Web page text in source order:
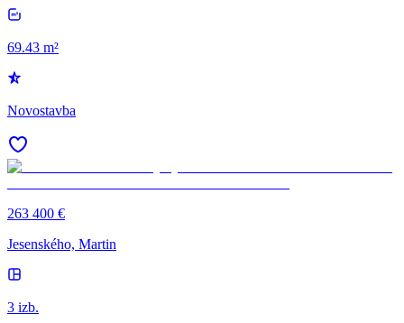
69.43 m²
Novostavba
263 400 €
Jesenského, Martin
3 izb.